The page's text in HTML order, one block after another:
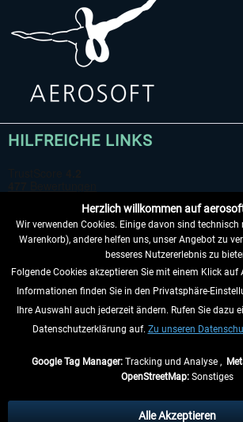
HILFREICHE LINKS
VERTRAG WIDERRUFEN
INFORMATIONEN
anders beschrieben.
Herzlich willkommen auf
Wir verwenden Cookies. Einige davon sind technisch
Warenkorb), andere helfen uns, unser Angebot zu
besseres Nutzererlebnis zu
Folgende Cookies akzeptieren Sie mit einem Klick auf
Informationen finden Sie in den Privatsphäre-
Ihre Auswahl auch jederzeit ändern. Rufen Sie dazu
Datenschutzerklärung auf. Zu unseren
Google Tag Manager:Tracking und Analyse ,
OpenStreetMap: Sonstiges
Alle Akzeptieren